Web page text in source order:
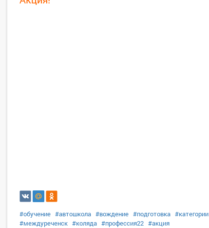
#обучение #автошкола #вождение #подготовка #категории
#междуреченск #коляда #профессия22 #акция